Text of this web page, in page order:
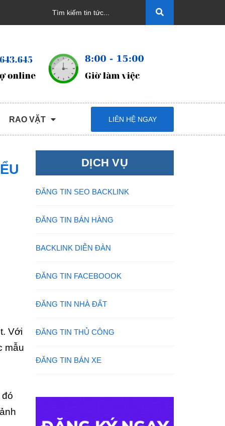
RAO VẶT LIÊN HỆ NGAY
Với
mẫu
DỊCH VỤ
ĐĂNG TIN SEO BACKLINK
ĐĂNG TIN BÁN HÀNG
BACKLINK DIỄN ĐÀN
ĐĂNG TIN FACEBOOOK
ĐĂNG TIN NHÀ ĐẤT
ĐĂNG TIN THỦ CÔNG
ĐĂNG TIN BÁN XE